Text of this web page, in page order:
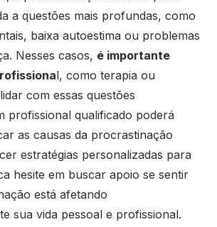
a questões mais profundas, como
baixa autoestima ou problemas
Nesses casos, é importante
l, como terapia ou
com essas questões
profissional qualificado poderá
as causas da procrastinação
estratégias personalizadas para
hesite em buscar apoio se sentir
está afetando
sua vida pessoal e profissional.